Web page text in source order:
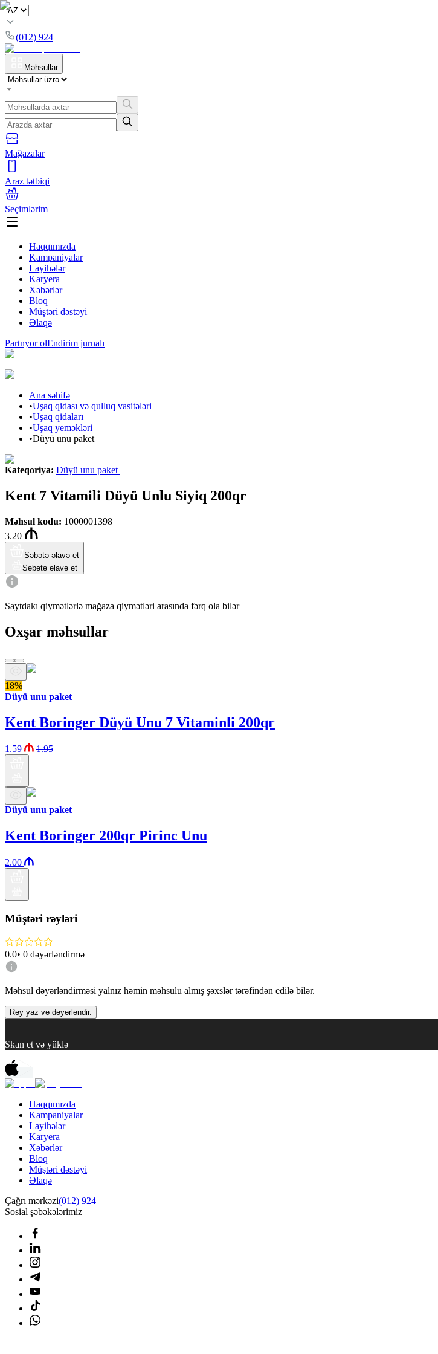
(012) 924
Məhsullar
Mağazalar
Araz tətbiqi
Seçimlərim
Haqqımızda
Kampaniyalar
Layihələr
Karyera
Xəbərlər
Bloq
Müştəri dəstəyi
Əlaqə
Partnyor olEndirim jurnalı
Ana səhifə
•Uşaq qidası və qulluq vasitələri
•Uşaq qidaları
•Uşaq yeməkləri
•Düyü unu paket
Kateqoriya: Düyü unu paket
Kent 7 Vitamili Düyü Unlu Siyiq 200qr
Məhsul kodu: 1000001398
3.20
Səbətə əlavə et
Səbətə əlavə et
Saytdakı qiymətlərlə mağaza qiymətləri arasında fərq ola bilər
Oxşar məhsullar
18%
Düyü unu paket
Kent Boringer Düyü Unu 7 Vitaminli 200qr
1.59 1.95
Düyü unu paket
Kent Boringer 200qr Pirinc Unu
2.00
Müştəri rəyləri
0.0• 0 dəyərləndirmə
Məhsul dəyərləndirməsi yalnız həmin məhsulu almış şəxslər tərəfindən edilə bilər.
Rəy yaz və dəyərləndir.
Skan et və yüklə
Haqqımızda
Kampaniyalar
Layihələr
Karyera
Xəbərlər
Bloq
Müştəri dəstəyi
Əlaqə
Çağrı mərkəzi(012) 924
Sosial şəbəkələrimiz